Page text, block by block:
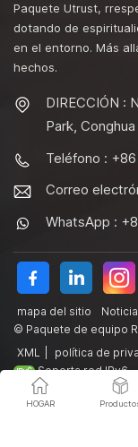
Paquete Utrust,
dotando de
en el entorno. Más
hechos.
DIRECCIÓN :
Park,
Teléfono :
Correo
WhatsApp :
mapa del sitio
© Paquete de equipo
XML
política de
Soporta red IPv6
HOGAR